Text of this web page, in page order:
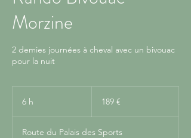
Morzine
2 demies journées à cheval avec un bivouac
pour la nuit
6 h 189 €
Route du Palais des Sports